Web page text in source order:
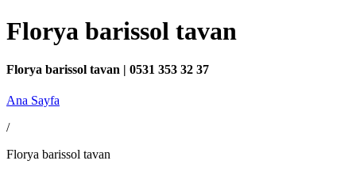
Florya barissol tavan
Florya barissol tavan | 0531 353 32 37
Ana Sayfa
/
Florya barissol tavan